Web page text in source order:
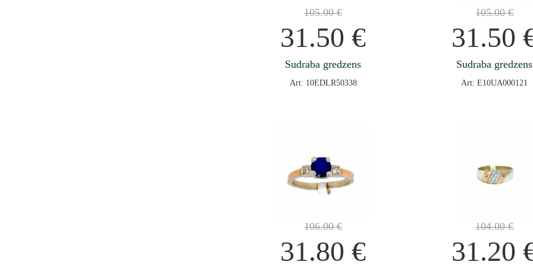
105.00€
31.50€
Sudraba gredzens
Art: 10EDLR50338
105.00€
31.50
Sudraba gredzens
Art: E10UA000121
106.00€
31.80€
104.00€
31.20